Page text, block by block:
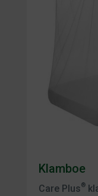
Klamboe
Care Plus®